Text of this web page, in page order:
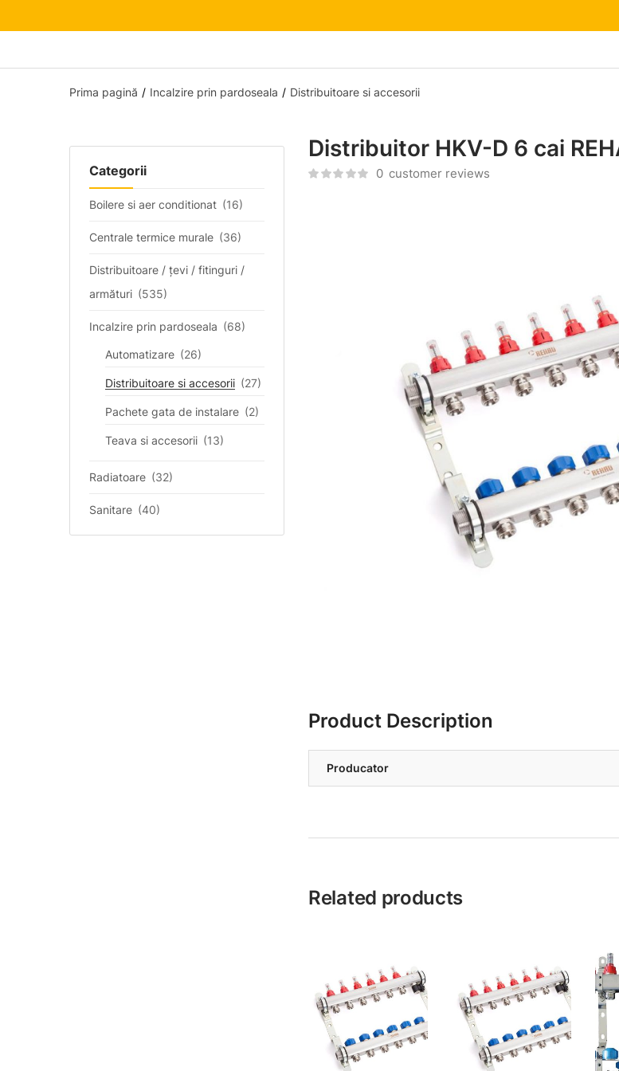
Prima pagină Incalzire prin pardoseala Distribuitoare si accesorii
Categorii
Boilere si aer conditionat (16)
Centrale termice murale (36)
Distribuitoare / țevi / fitinguri /
armături (535)
Incalzire prin pardoseala (68)
Automatizare (26)
Distribuitoare si accesorii (27)
Pachete gata de instalare (2)
Teava si accesorii (13)
Radiatoare (32)
Sanitare (40)
Distribuitor HKV-D 6 cai
0 customer reviews
Product Description
Producator
Related products